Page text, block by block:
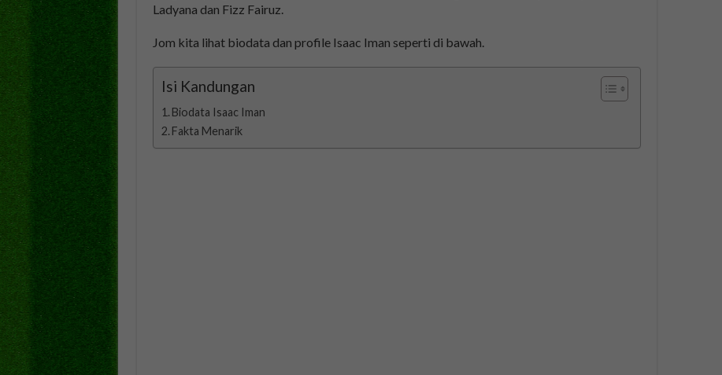
Ladyana dan Fizz Fairuz.
Jom kita lihat biodata dan profile Isaac Iman seperti di bawah.
Isi Kandungan
Biodata Isaac Iman
Fakta Menarik